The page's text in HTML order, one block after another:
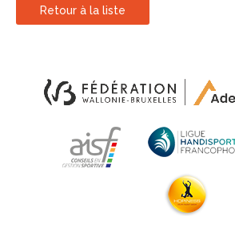
Retour à la liste